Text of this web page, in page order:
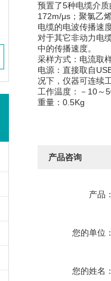
预置了5种电缆介
172m/μs；聚氯乙
电缆的电波传播速
对于其它非动力电
中的传播速度。
采样方式：电流取样
电源：直接取自
况下，仪器可连续
工作温度：－10～
重量：0.5Kg
产品咨询
产品：
您的单位：
您的姓名：